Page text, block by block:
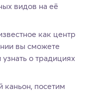
видов на её
как центр
вы сможете
о традициях
каньон, посетим